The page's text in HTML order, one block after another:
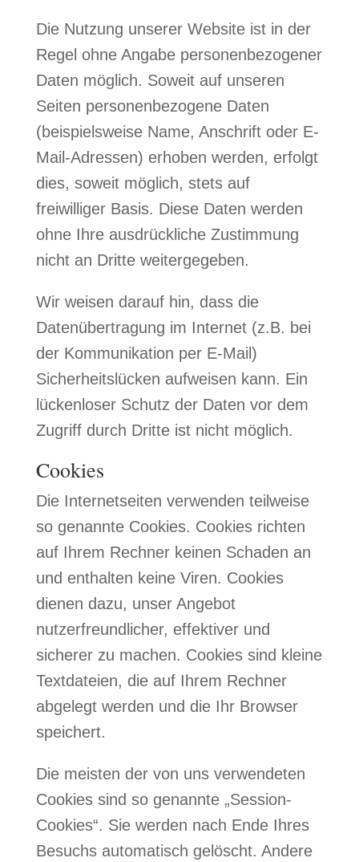
Die Nutzung unserer Website ist in der
Regel ohne Angabe personenbezogener
Daten möglich. Soweit auf unseren
Seiten personenbezogene Daten
(beispielsweise Name, Anschrift oder E-
Mail-Adressen) erhoben werden, erfolgt
dies, soweit möglich, stets auf
freiwilliger Basis. Diese Daten werden
ohne Ihre ausdrückliche Zustimmung
nicht an Dritte weitergegeben.
Wir weisen darauf hin, dass die
Datenübertragung im Internet (z.B. bei
der Kommunikation per E-Mail)
Sicherheitslücken aufweisen kann. Ein
lückenloser Schutz der Daten vor dem
Zugriff durch Dritte ist nicht möglich.
Cookies
Die Internetseiten verwenden teilweise
so genannte Cookies. Cookies richten
auf Ihrem Rechner keinen Schaden an
und enthalten keine Viren. Cookies
dienen dazu, unser Angebot
nutzerfreundlicher, effektiver und
sicherer zu machen. Cookies sind kleine
Textdateien, die auf Ihrem Rechner
abgelegt werden und die Ihr Browser
speichert.
Die meisten der von uns verwendeten
Cookies sind so genannte „Session-
Cookies“. Sie werden nach Ende Ihres
Besuchs automatisch gelöscht. Andere